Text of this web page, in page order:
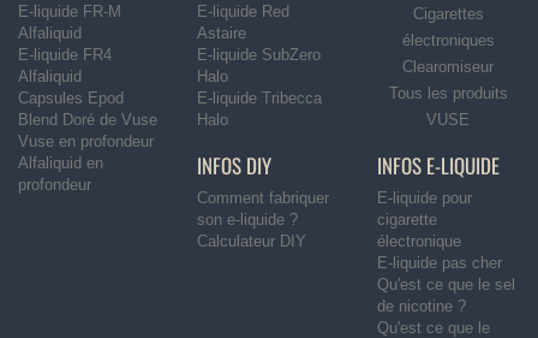
E-liquide FR-M
Alfaliquid
E-liquide FR4
Alfaliquid
Capsules Epod
Blend Doré de Vuse
Vuse en profondeur
Alfaliquid en
profondeur
E-liquide Red
Astaire
E-liquide SubZero
Halo
E-liquide Tribecca
Halo
Cigarettes
électroniques
Clearomiseur
Tous les produits
VUSE
INFOS DIY
Comment fabriquer
son e-liquide ?
Calculateur DIY
INFOS E-LIQUIDE
E-liquide pour
cigarette
électronique
E-liquide pas cher
Qu'est ce que le sel
de nicotine ?
Qu'est ce que le